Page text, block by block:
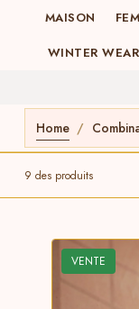
MAISON
WINTER WEAR
Home
9 des produits
VENTE